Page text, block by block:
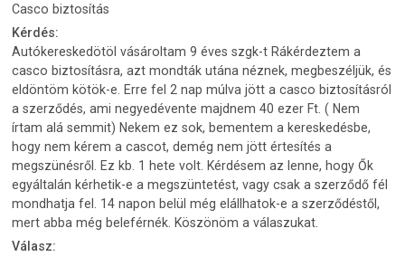
Casco biztosítás
Kérdés:
Autókereskedötöl vásároltam 9 éves szgk-t Rákérdeztem a
casco biztosításra, azt mondták utána néznek, megbeszéljük, és
eldöntöm kötök-e. Erre fel 2 nap múlva jött a casco biztosításról
a szerződés, ami negyedévente majdnem 40 ezer Ft. ( Nem
írtam alá semmit) Nekem ez sok, bementem a kereskedésbe,
hogy nem kérem a cascot, demég nem jött értesítés a
megszünésről. Ez kb. 1 hete volt. Kérdésem az lenne, hogy Ők
egyáltalán kérhetik-e a megszüntetést, vagy csak a szerződő fél
mondhatja fel. 14 napon belül még elállhatok-e a szerződéstől,
mert abba még beleférnék. Köszönöm a válaszukat.
Válasz: